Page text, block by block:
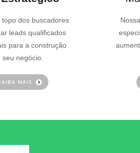
topo dos buscadores
leads qualificados
para a construção
seu negócio.
MAIS